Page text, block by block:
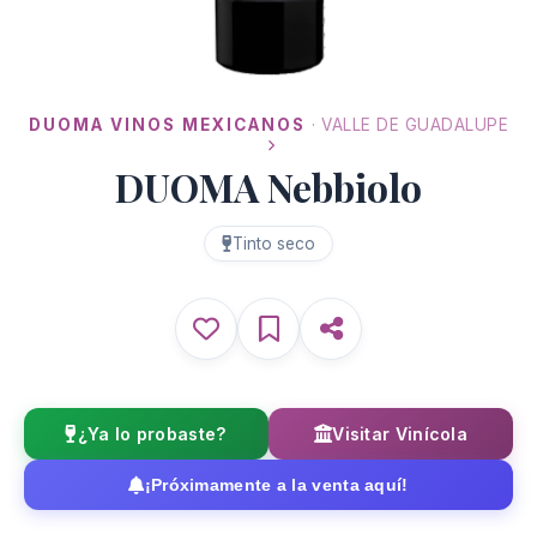
DUOMA VINOS MEXICANOS · VALLE DE GUADALUPE
DUOMA Nebbiolo
Tinto seco
¿Ya lo probaste? Visitar Vinícola
¡Próximamente a la venta aquí!